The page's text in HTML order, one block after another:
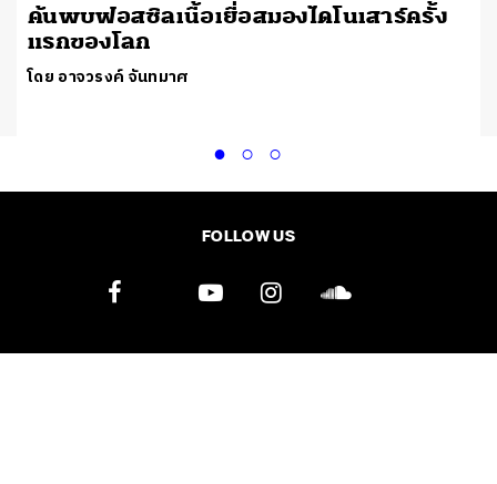
ค้นพบฟอสซิลเนื้อเยื่อสมองไดโนเสาร์ครั้ง
แรกของโลก
โดย อาจวรงค์ จันทมาศ
FOLLOW US